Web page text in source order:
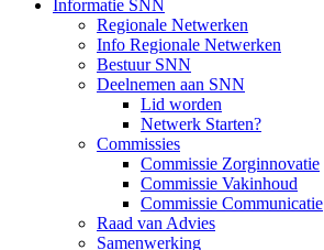
Informatie SNN
Regionale Netwerken
Info Regionale Netwerken
Bestuur SNN
Deelnemen aan SNN
Lid worden
Netwerk Starten?
Commissies
Commissie Zorginnovatie
Commissie Vakinhoud
Commissie Communicatie
Raad van Advies
Samenwerking